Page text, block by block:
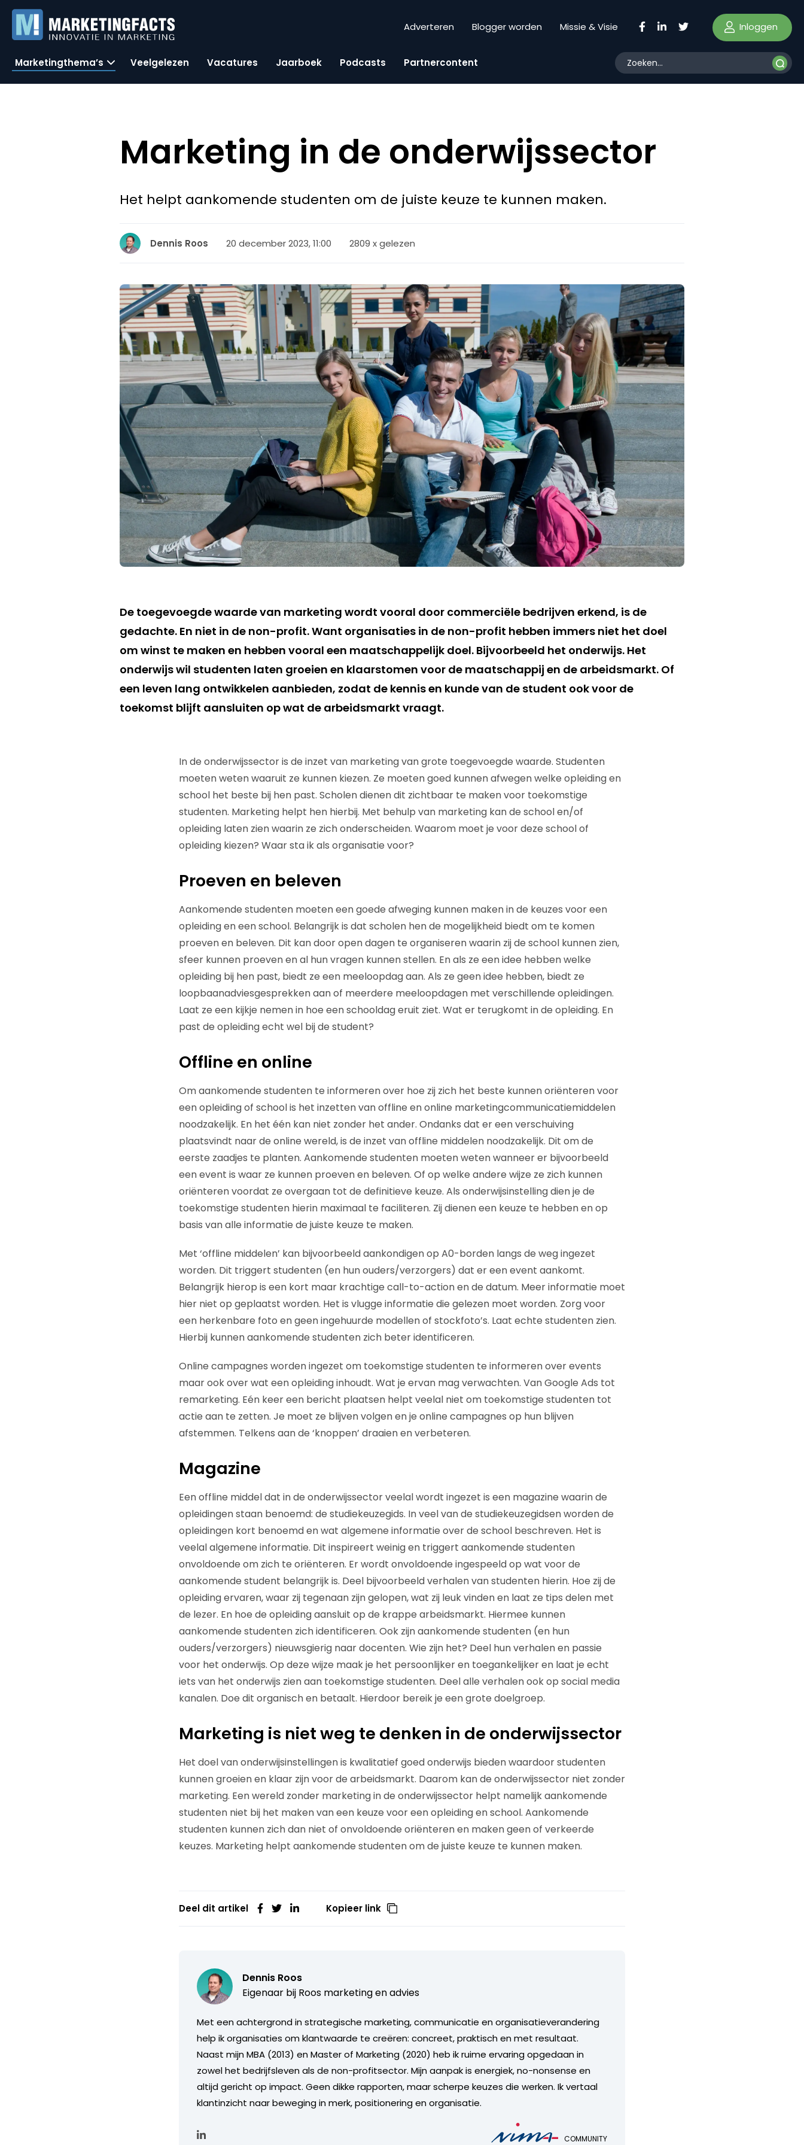
Adverteren Blogger worden Missie & Visie Inloggen
Marketingthema’s Veelgelezen Vacatures Jaarboek Podcasts Partnercontent
Marketing in de onderwijssector
Het helpt aankomende studenten om de juiste keuze te kunnen maken.
Dennis Roos 20 december 2023, 11:00 2809 x gelezen
De toegevoegde waarde van marketing wordt vooral door commerciële bedrijven erkend, is de
gedachte. En niet in de non-profit. Want organisaties in de non-profit hebben immers niet het doel
om winst te maken en hebben vooral een maatschappelijk doel. Bijvoorbeeld het onderwijs. Het
onderwijs wil studenten laten groeien en klaarstomen voor de maatschappij en de arbeidsmarkt. Of
een leven lang ontwikkelen aanbieden, zodat de kennis en kunde van de student ook voor de
toekomst blijft aansluiten op wat de arbeidsmarkt vraagt.
In de onderwijssector is de inzet van marketing van grote toegevoegde waarde. Studenten
moeten weten waaruit ze kunnen kiezen. Ze moeten goed kunnen afwegen welke opleiding en
school het beste bij hen past. Scholen dienen dit zichtbaar te maken voor toekomstige
studenten. Marketing helpt hen hierbij. Met behulp van marketing kan de school en/of
opleiding laten zien waarin ze zich onderscheiden. Waarom moet je voor deze school of
opleiding kiezen? Waar sta ik als organisatie voor?
Proeven en beleven
Aankomende studenten moeten een goede afweging kunnen maken in de keuzes voor een
opleiding en een school. Belangrijk is dat scholen hen de mogelijkheid biedt om te komen
proeven en beleven. Dit kan door open dagen te organiseren waarin zij de school kunnen zien,
sfeer kunnen proeven en al hun vragen kunnen stellen. En als ze een idee hebben welke
opleiding bij hen past, biedt ze een meeloopdag aan. Als ze geen idee hebben, biedt ze
loopbaanadviesgesprekken aan of meerdere meeloopdagen met verschillende opleidingen.
Laat ze een kijkje nemen in hoe een schooldag eruit ziet. Wat er terugkomt in de opleiding. En
past de opleiding echt wel bij de student?
Offline en online
Om aankomende studenten te informeren over hoe zij zich het beste kunnen oriënteren voor
een opleiding of school is het inzetten van offline en online marketingcommunicatiemiddelen
noodzakelijk. En het één kan niet zonder het ander. Ondanks dat er een verschuiving
plaatsvindt naar de online wereld, is de inzet van offline middelen noodzakelijk. Dit om de
eerste zaadjes te planten. Aankomende studenten moeten weten wanneer er bijvoorbeeld
een event is waar ze kunnen proeven en beleven. Of op welke andere wijze ze zich kunnen
oriënteren voordat ze overgaan tot de definitieve keuze. Als onderwijsinstelling dien je de
toekomstige studenten hierin maximaal te faciliteren. Zij dienen een keuze te hebben en op
basis van alle informatie de juiste keuze te maken.
Met ‘offline middelen’ kan bijvoorbeeld aankondigen op A0-borden langs de weg ingezet
worden. Dit triggert studenten (en hun ouders/verzorgers) dat er een event aankomt.
Belangrijk hierop is een kort maar krachtige call-to-action en de datum. Meer informatie moet
hier niet op geplaatst worden. Het is vlugge informatie die gelezen moet worden. Zorg voor
een herkenbare foto en geen ingehuurde modellen of stockfoto’s. Laat echte studenten zien.
Hierbij kunnen aankomende studenten zich beter identificeren.
Online campagnes worden ingezet om toekomstige studenten te informeren over events
maar ook over wat een opleiding inhoudt. Wat je ervan mag verwachten. Van Google Ads tot
remarketing. Eén keer een bericht plaatsen helpt veelal niet om toekomstige studenten tot
actie aan te zetten. Je moet ze blijven volgen en je online campagnes op hun blijven
afstemmen. Telkens aan de ‘knoppen’ draaien en verbeteren.
Magazine
Een offline middel dat in de onderwijssector veelal wordt ingezet is een magazine waarin de
opleidingen staan benoemd: de studiekeuzegids. In veel van de studiekeuzegidsen worden de
opleidingen kort benoemd en wat algemene informatie over de school beschreven. Het is
veelal algemene informatie. Dit inspireert weinig en triggert aankomende studenten
onvoldoende om zich te oriënteren. Er wordt onvoldoende ingespeeld op wat voor de
aankomende student belangrijk is. Deel bijvoorbeeld verhalen van studenten hierin. Hoe zij de
opleiding ervaren, waar zij tegenaan zijn gelopen, wat zij leuk vinden en laat ze tips delen met
de lezer. En hoe de opleiding aansluit op de krappe arbeidsmarkt. Hiermee kunnen
aankomende studenten zich identificeren. Ook zijn aankomende studenten (en hun
ouders/verzorgers) nieuwsgierig naar docenten. Wie zijn het? Deel hun verhalen en passie
voor het onderwijs. Op deze wijze maak je het persoonlijker en toegankelijker en laat je echt
iets van het onderwijs zien aan toekomstige studenten. Deel alle verhalen ook op social media
kanalen. Doe dit organisch en betaalt. Hierdoor bereik je een grote doelgroep.
Marketing is niet weg te denken in de onderwijssector
Het doel van onderwijsinstellingen is kwalitatief goed onderwijs bieden waardoor studenten
kunnen groeien en klaar zijn voor de arbeidsmarkt. Daarom kan de onderwijssector niet zonder
marketing. Een wereld zonder marketing in de onderwijssector helpt namelijk aankomende
studenten niet bij het maken van een keuze voor een opleiding en school. Aankomende
studenten kunnen zich dan niet of onvoldoende oriënteren en maken geen of verkeerde
keuzes. Marketing helpt aankomende studenten om de juiste keuze te kunnen maken.
Deel dit artikel Kopieer link
Dennis Roos
Eigenaar bij Roos marketing en advies
Met een achtergrond in strategische marketing, communicatie en organisatieverandering
help ik organisaties om klantwaarde te creëren: concreet, praktisch en met resultaat.
Naast mijn MBA (2013) en Master of Marketing (2020) heb ik ruime ervaring opgedaan in
zowel het bedrijfsleven als de non-profitsector. Mijn aanpak is energiek, no-nonsense en
altijd gericht op impact. Geen dikke rapporten, maar scherpe keuzes die werken. Ik vertaal
klantinzicht naar beweging in merk, positionering en organisatie.
COMMUNITY